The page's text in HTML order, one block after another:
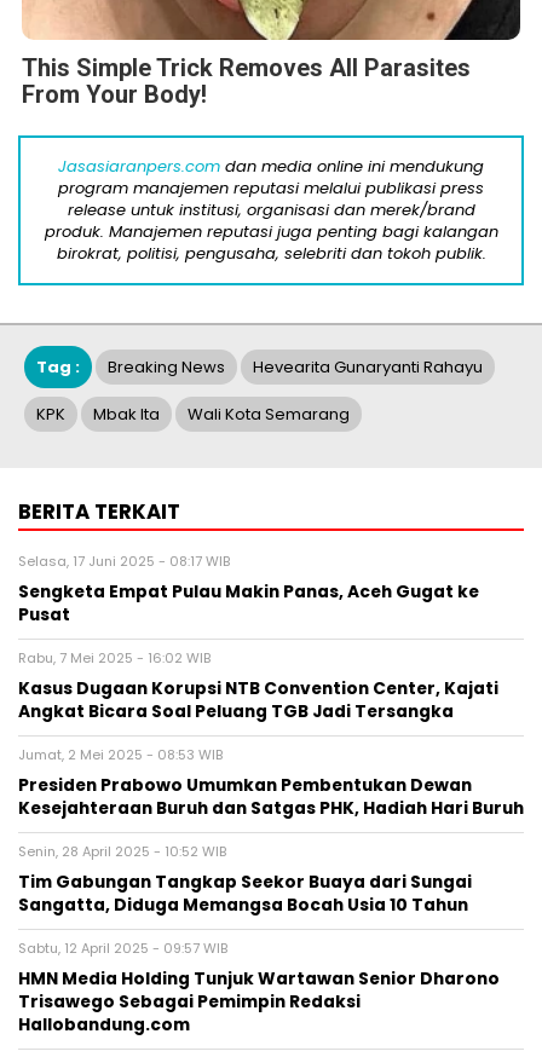
This Simple Trick Removes All Parasites
From Your Body!
Jasasiaranpers.com dan media online ini mendukung
program manajemen reputasi melalui publikasi press
release untuk institusi, organisasi dan merek/brand
produk. Manajemen reputasi juga penting bagi kalangan
birokrat, politisi, pengusaha, selebriti dan tokoh publik.
Tag : Breaking News Hevearita Gunaryanti Rahayu
KPK Mbak Ita Wali Kota Semarang
BERITA TERKAIT
Selasa, 17 Juni 2025 - 08:17 WIB
Sengketa Empat Pulau Makin Panas, Aceh Gugat ke
Pusat
Rabu, 7 Mei 2025 - 16:02 WIB
Kasus Dugaan Korupsi NTB Convention Center, Kajati
Angkat Bicara Soal Peluang TGB Jadi Tersangka
Jumat, 2 Mei 2025 - 08:53 WIB
Presiden Prabowo Umumkan Pembentukan Dewan
Kesejahteraan Buruh dan Satgas PHK, Hadiah Hari Buruh
Senin, 28 April 2025 - 10:52 WIB
Tim Gabungan Tangkap Seekor Buaya dari Sungai
Sangatta, Diduga Memangsa Bocah Usia 10 Tahun
Sabtu, 12 April 2025 - 09:57 WIB
HMN Media Holding Tunjuk Wartawan Senior Dharono
Trisawego Sebagai Pemimpin Redaksi
Hallobandung.com